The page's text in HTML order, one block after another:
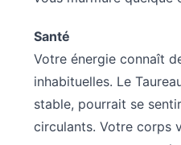
Santé
Votre énergie connaît
inhabituelles. Le
stable, pourrait se
circulants. Votre corps